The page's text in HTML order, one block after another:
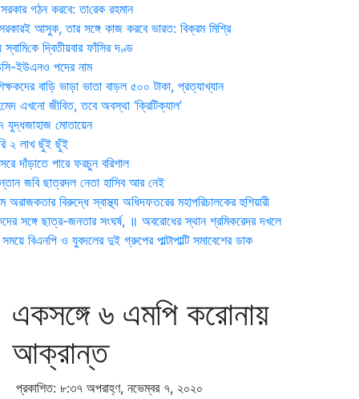
গঠন করবে: তা‌রেক রহমান
আসুক, তার সঙ্গে কাজ করবে ভারত: বিক্রম মিশ্রি
দ্বিতীয়বার ফাঁসির দণ্ড
ইউএনও পদের নাম
বাড়ি ভাড়া ভাতা বাড়ল ৫০০ টাকা, প্রত্যাখ্যান
এখনো জীবিত, তবে অবস্থা ‘ক্রিটিক্যাল’
যুদ্ধজাহাজ মোতায়েন
২ লাখ ছুঁই ছুঁই
দাঁড়াতে পারে ফরচুন বরিশাল
জবি ছাত্রদল নেতা হাসিব আর নেই
অরাজকতার বিরুদ্ধে স্বাস্থ্য অধিদফতরের মহাপরিচালকের হুশিয়ারী
সঙ্গে ছাত্র-জনতার সংঘর্ষ, ॥ অবরোধের স্থান শ্রমিকরেদর দখলে
বিএনপি ও যুবদলের দুই গ্রুপের পাল্টাপাল্টি সমাবেশের ডাক
একসঙ্গে ৬ এমপি করোনায়
আক্রান্ত
প্রকাশিত: ৮:৩৭ অপরাহ্ণ, নভেম্বর ৭, ২০২০